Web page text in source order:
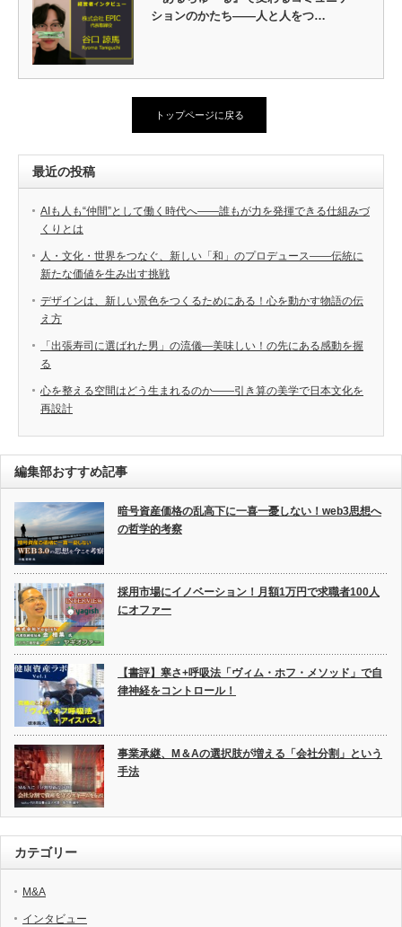
ションのかたち――人と人をつ…
トップページに戻る
最近の投稿
AIも人も“仲間”として働く時代へ――誰もが力を発揮できる仕組みづ
くりとは
人・文化・世界をつなぐ、新しい「和」のプロデュース――伝統に
新たな価値を生み出す挑戦
デザインは、新しい景色をつくるためにある！心を動かす物語の伝
え方
「出張寿司に選ばれた男」の流儀―美味しい！の先にある感動を握
る
心を整える空間はどう生まれるのか――引き算の美学で日本文化を
再設計
編集部おすすめ記事
暗号資産価格の乱高下に一喜一憂しない！web3思想へ
の哲学的考察
採用市場にイノベーション！月額1万円で求職者100人
にオファー
【書評】寒さ+呼吸法「ヴィム・ホフ・メソッド」で自
律神経をコントロール！
事業承継、M＆Aの選択肢が増える「会社分割」という
手法
カテゴリー
M&A
インタビュー